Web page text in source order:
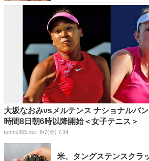
大坂なおみvsメルテンス ナショナルバンクOP3回戦は日本
時間8日朝6時以降開始＜女子テニス＞
tennis365.net 8/7(金) 7:34
米、タングステンスクラ